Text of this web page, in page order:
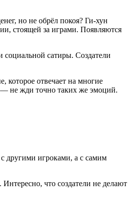
но не обрёл покоя? Ги-хун
стоящей за играми. Появляются
социальной сатиры. Создатели
которое отвечает на многие
— не жди точно таких же эмоций.
другими игроками, а с самим
что создатели не делают